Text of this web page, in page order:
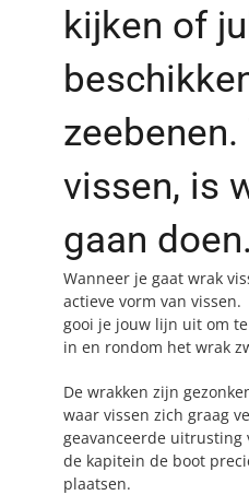
kijken of
zeebenen.
vissen, is
gaan doen.
Wanneer je gaat wrak
actieve vorm van
gooi je jouw lijn uit om
in en rondom het wrak
De wrakken zijn
waar vissen zich graag
geavanceerde uitrusting
de kapitein de boot
plaatsen.